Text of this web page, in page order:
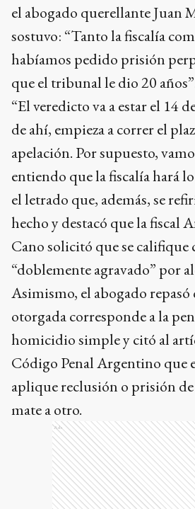
el abogado querellante Juan
sostuvo: “Tanto la fiscalía
habíamos pedido prisión
que el tribunal le dio 20
“El veredicto va a estar el 14
de ahí, empieza a correr el
apelación. Por supuesto,
entiendo que la fiscalía hará
el letrado que, además, se
hecho y destacó que la fiscal
Cano solicitó que se
“doblemente agravado” por
Asimismo, el abogado repasó
otorgada corresponde a la
homicidio simple y citó al
Código Penal Argentino que
aplique reclusión o prisión de
mate a otro.
Ads